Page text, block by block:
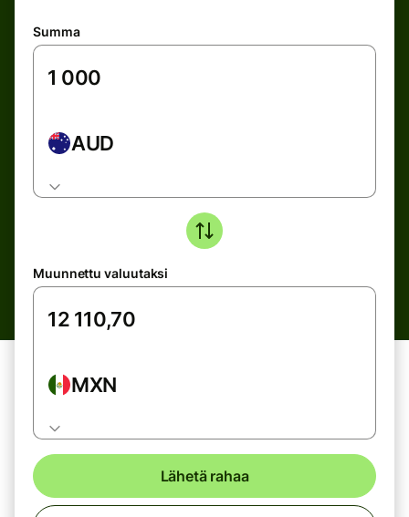
Summa
AUD
Muunnettu valuutaksi
MXN
Lähetä rahaa